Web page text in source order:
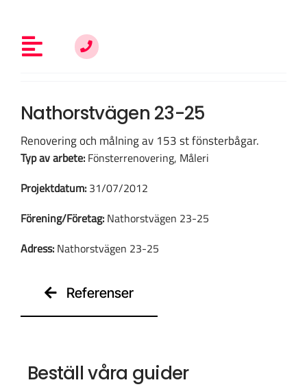
innehållet
Toggle
Navigation
Vem är du?
Om oss
Nathorstvägen 23-25
Renovering och målning av 153 st fönsterbågar.
Typ av arbete:Fönsterrenovering, Måleri
Projektdatum:31/07/2012
Förening/Företag:Nathorstvägen 23-25
Adress:Nathorstvägen 23-25
Referenser
Beställ våra guider